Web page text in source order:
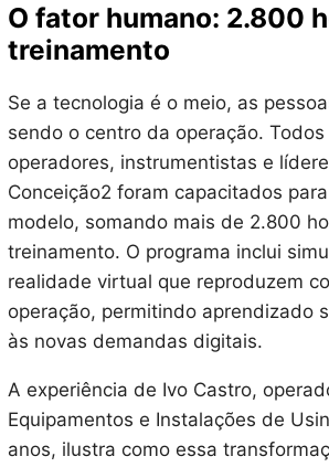
O fator humano: 2.800
treinamento
Se a tecnologia é o meio, as
sendo o centro da operação. Todos
operadores, instrumentistas e
Conceição2 foram capacitados
modelo, somando mais de 2.800
treinamento. O programa inclui
realidade virtual que reproduzem
operação, permitindo aprendizado
às novas demandas digitais.
A experiência de Ivo Castro,
Equipamentos e Instalações de
anos, ilustra como essa